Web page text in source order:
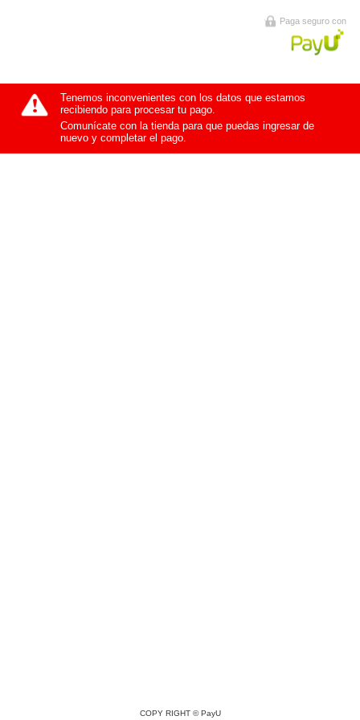
Paga seguro con
Tenemos inconvenientes con los datos que estamos
recibiendo para procesar tu pago.
Comunícate con la tienda para que puedas ingresar de
nuevo y completar el pago.
COPY RIGHT ©PayU